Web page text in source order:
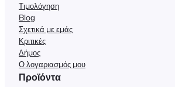
Τιμολόγηση
Blog
Σχετικά με εμάς
Κριτικές
Δήμος
Ο λογαριασμός μου
Προϊόντα